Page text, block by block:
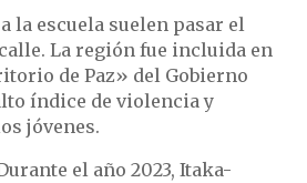
la escuela suelen pasar el
La región fue incluida en
de Paz» del Gobierno
índice de violencia y
jóvenes.
el año 2023, Itaka-